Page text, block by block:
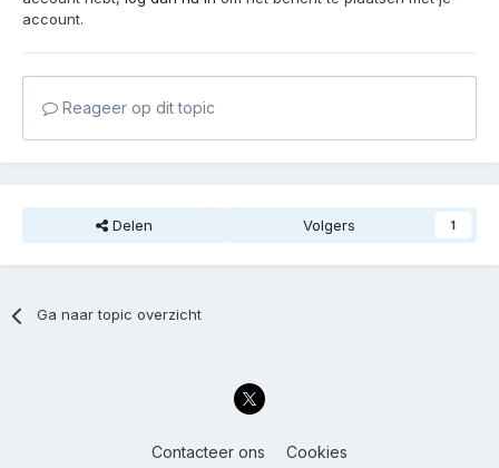
account.
Reageer op dit topic
Delen Volgers 1
Ga naar topic overzicht
Contacteer ons Cookies